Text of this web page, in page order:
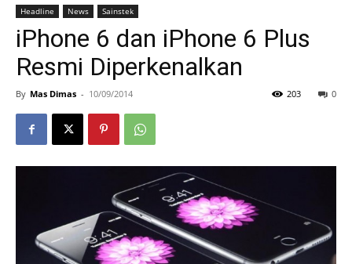
Headline News Sainstek
iPhone 6 dan iPhone 6 Plus
Resmi Diperkenalkan
By Mas Dimas - 10/09/2014 0
203